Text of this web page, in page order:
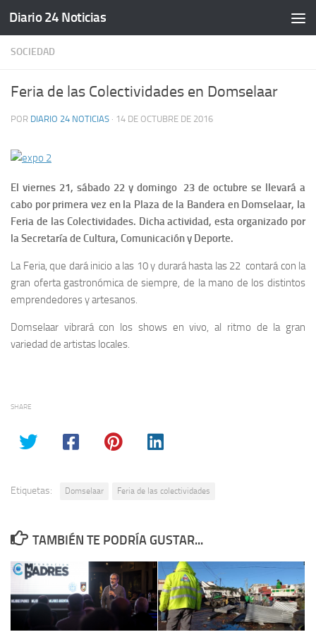
Saltar al contenido
Diario 24 Noticias
SOCIEDAD
Feria de las Colectividades en Domselaar
POR DIARIO 24 NOTICIAS · 14 DE OCTUBRE DE 2016
El viernes 21, sábado 22 y domingo 23 de octubre se llevará a
cabo por primera vez en la Plaza de la Bandera en Domselaar, la
Feria de las Colectividades. Dicha actividad, esta organizado por
la Secretaría de Cultura, Comunicación y Deporte.
La Feria, que dará inicio a las 10 y durará hasta las 22 contará con la
gran oferta gastronómica de siempre, de la mano de los distintos
emprendedores y artesanos.
Domselaar vibrará con los shows en vivo, al ritmo de la gran
variedad de artistas locales.
SHARE
Etiquetas: Domselaar Feria de las colectividades
TAMBIÉN TE PODRÍA GUSTAR...